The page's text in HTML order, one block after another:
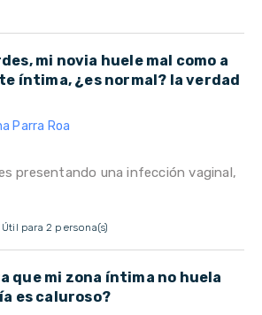
mi novia huele mal como a
íntima, ¿es normal? la verdad
Parra Roa
presentando una infección vaginal,
Útil para 2 persona(s)
que mi zona íntima no huela
es caluroso?